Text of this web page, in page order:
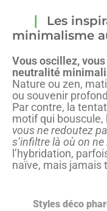
Les
minimalisme
Vous oscillez,
neutralité
Nature ou zen,
ou souvenir
Par contre, la
motif qui bouscule,
vous ne redoutez
s’infiltre là où on
l’hybridation,
naïve, mais jamais
Styles déco